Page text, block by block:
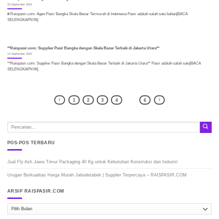
23 September 2024
# Raispasir.com: Agen Pasir Bangka Skala Besar Termurah di Indonesia Pasir adalah salah satu bahan[BACA
SELENGKAPNYA]
**Raispasir.com: Supplier Pasir Bangka dengan Skala Besar Terbaik di Jakarta Utara**
14 September 2024
**Raispasir.com: Supplier Pasir Bangka dengan Skala Besar Terbaik di Jakarta Utara** Pasir adalah salah satu[BACA
SELENGKAPNYA]
1 2 3 4 6
POS-POS TERBARU
Jual Fly Ash Jawa Timur Packaging 40 Kg untuk Kebutuhan Konstruksi dan Industri
Urugan Berkualitas Harga Murah Jabodetabek | Supplier Terpercaya – RAISPASIR.COM
ARSIP RAISPASIR.COM
ARSIP